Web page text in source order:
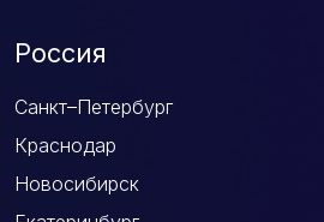
Россия
Санкт–Петербург
Краснодар
Новосибирск